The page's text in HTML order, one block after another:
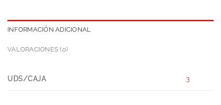
INFORMACIÓN ADICIONAL
VALORACIONES (0)
UDS/CAJA 3